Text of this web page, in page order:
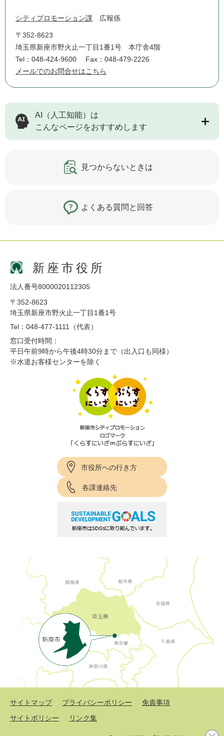
シティプロモーション課 広報係
〒352-8623
埼玉県新座市野火止一丁目1番1号 本庁舎4階
Tel：048-424-9600
Fax：048-479-2226
メールでのお問合せはこちら
AI（人工知能）は
こんなページをおすすめします
見つからないときは
よくある質問と回答
新座市役所
法人番号8000020112305
〒352-8623
埼玉県新座市野火止一丁目1番1号
Tel：048-477-1111（代表）
窓口受付時間：
平日午前9時から午後4時30分まで（出入口も同様）
※水道お客様センターを除く
市役所への行き方
各課連絡先
サイトマップ プライバシーポリシー
免責事項
サイトポリシー
リンク集